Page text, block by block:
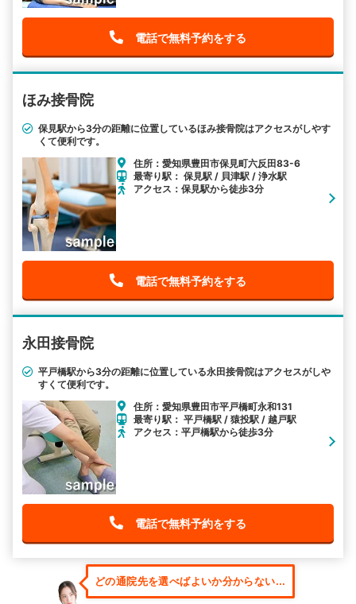
電話で無料予約をする
ほみ接骨院
保見駅から3分の距離に位置しているほみ接骨院はアクセスがしやす
くて便利です。
住所：愛知県豊田市保見町六反田83-6
最寄り駅： 保見駅 / 貝津駅 / 浄水駅
アクセス：保見駅から徒歩3分
電話で無料予約をする
永田接骨院
平戸橋駅から3分の距離に位置している永田接骨院はアクセスがしや
すくて便利です。
住所：愛知県豊田市平戸橋町永和131
最寄り駅： 平戸橋駅 / 猿投駅 / 越戸駅
アクセス：平戸橋駅から徒歩3分
電話で無料予約をする
どの通院先を選べばよいか分からない...